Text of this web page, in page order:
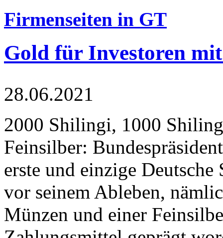
Firmenseiten in GT
Gold für Investoren
28.06.2021
2000 Shilingi, 1000
Feinsilber:
erste und einzige Deutsche
vor seinem Ableben,
Münzen und einer